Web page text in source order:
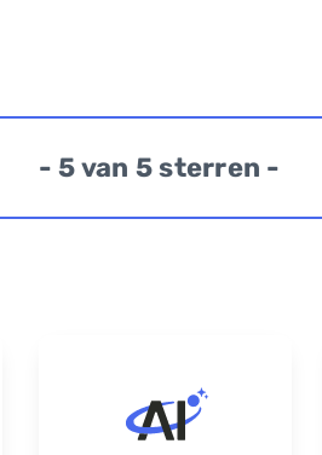
- 5 van 5 sterren -